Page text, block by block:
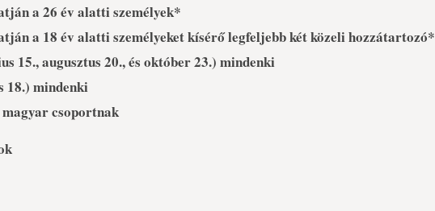
a 26 év alatti személyek*
a 18 év alatti személyeket kísérő legfeljebb két közeli hozzátartozó*
15., augusztus 20., és október 23.) mindenki
18.) mindenki
csoportnak